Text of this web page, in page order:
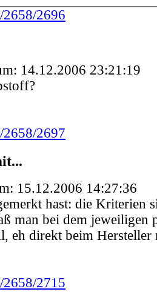
2658/2696
14.12.2006 23:21:19
2658/2697
15.12.2006 14:27:36
hast: die Kriterien
man bei dem jeweiligen
eh direkt beim Hersteller
2658/2715